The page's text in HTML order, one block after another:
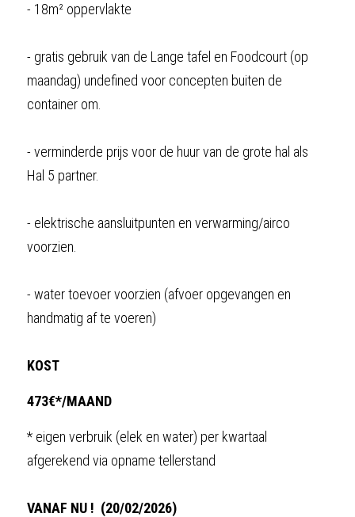
- 18m² oppervlakte
- gratis gebruik van de Lange tafel en Foodcourt (op
maandag) undefined voor concepten buiten de
container om.
- verminderde prijs voor de huur van de grote hal als
Hal 5 partner.
- elektrische aansluitpunten en verwarming/airco
voorzien.
- water toevoer voorzien (afvoer opgevangen en
handmatig af te voeren)
KOST
473€*/MAAND
* eigen verbruik (elek en water) per kwartaal
afgerekend via opname tellerstand
VANAF NU !  (20/02/2026)